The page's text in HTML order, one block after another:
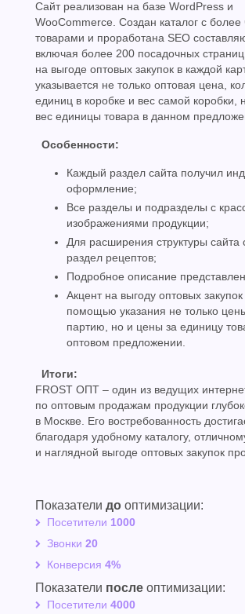
Сайт реализован на базе WordPress и
WooCommerce. Создан каталог с
товарами и проработана SEO
включая более 200 посадочных
на выгоде оптовых закупок в каждой
указывается не только оптовая цена,
единиц в коробке и вес самой коробки,
вес единицы товара в данном
Особенности:
Каждый раздел сайта получил
оформление;
Все разделы и подразделы с
изображениями продукции;
Для расширения структуры сайта
раздел рецептов;
Подробное описание
Акцент на выгоду оптовых
помощью указания не только
партию, но и цены за единицу
оптовом предложении.
Итоги:
FROST ОПТ – один из ведущих
по оптовым продажам продукции
в Москве. Его востребованность
благодаря удобному каталогу,
и наглядной выгоде оптовых закупок
Показатели до оптимизации:
Посетители 1000
Звонки 20
Конверсия 4%
Показатели после оптимизации:
Посетители 4000